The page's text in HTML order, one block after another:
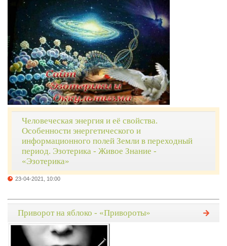
Человеческая энергия и её свойства.
Особенности энергетического и
информационного полей Земли в переходный
период. Эзотерика - Живое Знание -
«Эзотерика»
23-04-2021, 10:00
Приворот на яблоко - «Привороты»